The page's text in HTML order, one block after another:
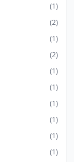
(1)
(2)
(1)
(2)
(1)
(1)
(1)
(1)
(1)
(1)